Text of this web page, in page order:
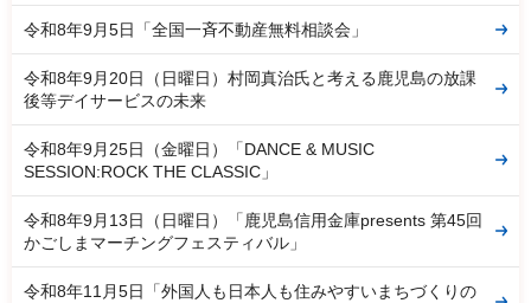
令和8年9月5日「全国一斉不動産無料相談会」
令和8年9月20日（日曜日）村岡真治氏と考える鹿児島の放課
後等デイサービスの未来
令和8年9月25日（金曜日）「DANCE & MUSIC
SESSION:ROCK THE CLASSIC」
令和8年9月13日（日曜日）「鹿児島信用金庫presents 第45回
かごしまマーチングフェスティバル」
令和8年11月5日「外国人も日本人も住みやすいまちづくりの